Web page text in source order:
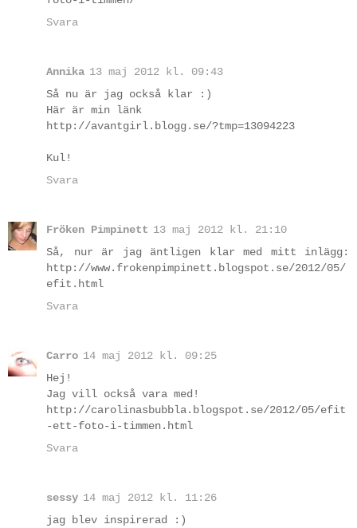
Svara
Annika 13 maj 2012 kl. 09:43
Så nu är jag också klar :)
Här är min länk
http://avantgirl.blogg.se/?tmp=13094223
Kul!
Svara
Fröken Pimpinett 13 maj 2012 kl. 21:10
Så, nur är jag äntligen klar med mitt inlägg:
http://www.frokenpimpinett.blogspot.se/2012/05/
efit.html
Svara
Carro 14 maj 2012 kl. 09:25
Hej!
Jag vill också vara med!
http://carolinasbubbla.blogspot.se/2012/05/efit
-ett-foto-i-timmen.html
Svara
sessy 14 maj 2012 kl. 11:26
jag blev inspirerad :)